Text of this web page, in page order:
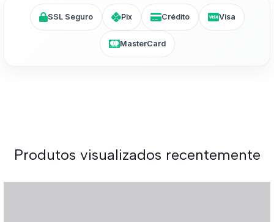
SSL Seguro Pix Crédito Visa
MasterCard
Produtos visualizados recentemente